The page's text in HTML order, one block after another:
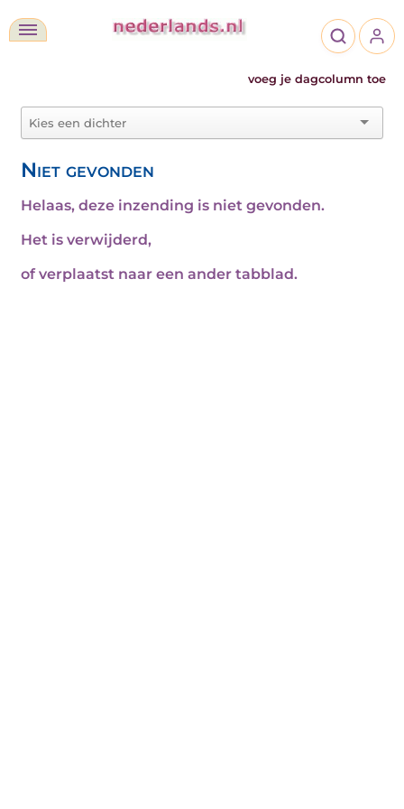
voeg je dagcolumn toe
Niet gevonden
Helaas, deze inzending is niet gevonden.
Het is verwijderd,
of verplaatst naar een ander tabblad.